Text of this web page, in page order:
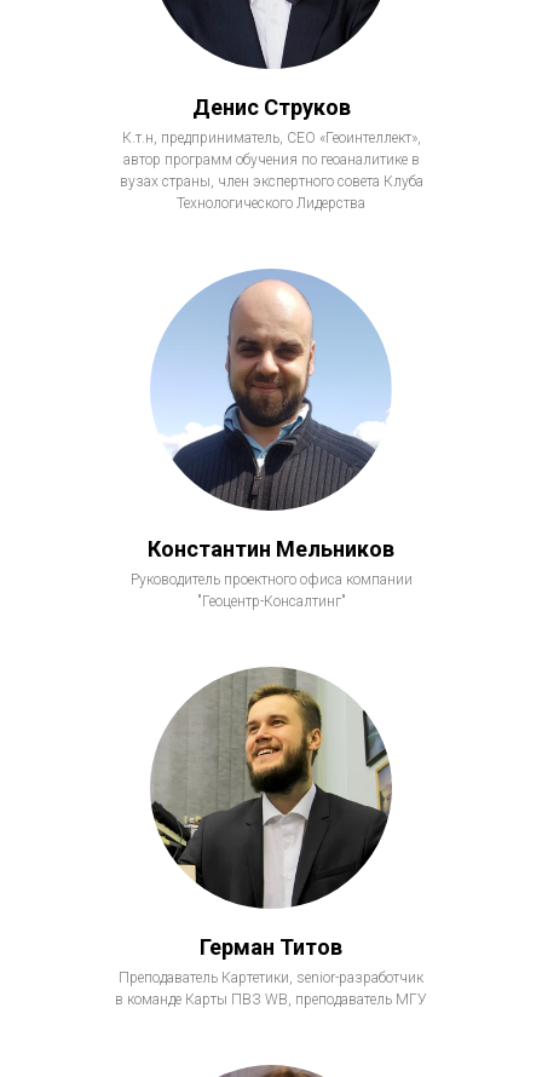
Денис Струков
К.т.н, предприниматель, СЕО «Геоинтеллект»,
автор программ обучения по геоаналитике в
вузах страны, член экспертного совета Клуба
Технологического Лидерства
Константин Мельников
Руководитель проектного офиса компании
"Геоцентр-Консалтинг"
Герман Титов
Преподаватель Картетики, senior-разработчик
в команде Карты ПВЗ WB, преподаватель МГУ